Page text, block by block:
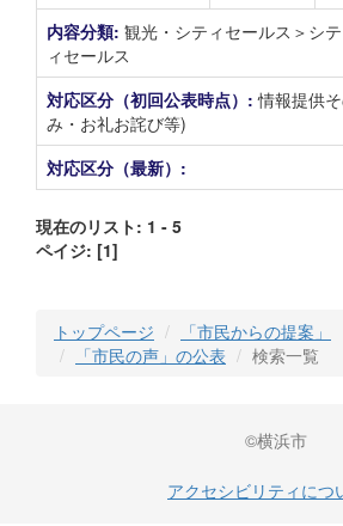
内容分類: 観光・シティセールス＞シ
ィセールス
対応区分（初回公表時点）:情報提供
み・お礼お詫び等)
対応区分（最新）:
現在のリスト: 1 - 5
ペイジ: [1]
トップページ
「市民からの提案」
「市民の声」の公表
検索一覧
©横浜市
アクセシビリティにつ